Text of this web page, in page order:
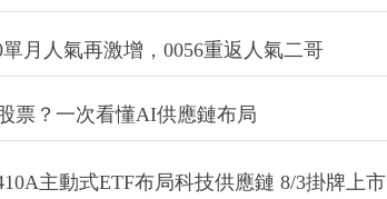
月人氣再激增，0056重返人氣二哥
票？一次看懂AI供應鏈布局
主動式ETF布局科技供應鏈 8/3掛牌上市